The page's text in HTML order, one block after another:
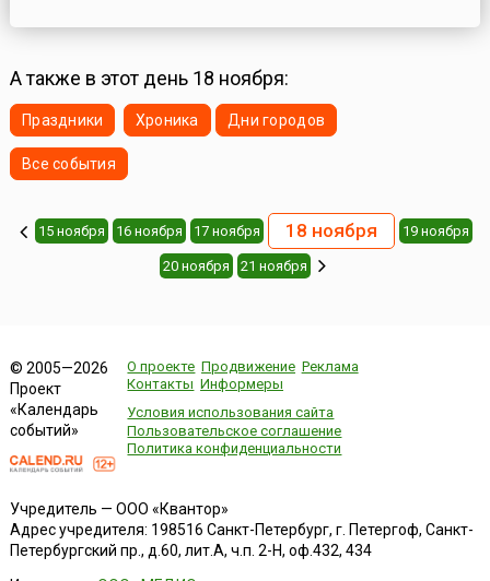
А также в этот день 18 ноября:
Праздники Хроника Дни городов
Все события
15 ноября 16 ноября 17 ноября 18 ноября 19 ноября
20 ноября 21 ноября
© 2005—2026
Проект
«Календарь
событий»
О проекте Продвижение Реклама
Контакты Информеры
Условия использования сайта
Пользовательское соглашение
Политика конфиденциальности
Учредитель — ООО «Квантор»
Адрес учредителя: 198516 Санкт-Петербург, г. Петергоф, Санкт-
Петербургский пр., д.60, лит.А, ч.п. 2-Н, оф.432, 434